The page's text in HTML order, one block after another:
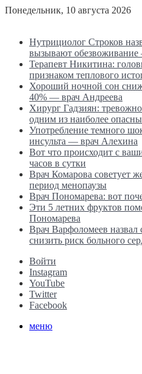
Понедельник, 10 августа 2026
Нутрициолог Строков
вызывают
Терапевт Никитина:
признаком теплового
Хороший ночной сон
40% — врач Андреева
Хирург Гадзиян:
одним из наиболее
Употребление темного
инсульта — врач Алехина
Вот что происходит с
часов в сутки
Врач Комарова советует
период менопаузы
Врач Пономарева: вот
Эти 5 летних фруктов
Пономарева
Врач Варфоломеев
снизить риск больного
Войти
Instagram
YouTube
Twitter
Facebook
меню